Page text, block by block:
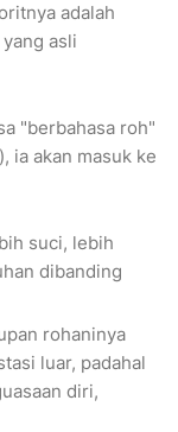
adalah
asli
"berbahasa roh"
ia akan masuk ke
suci, lebih
dibanding
rohaninya
luar, padahal
diri,